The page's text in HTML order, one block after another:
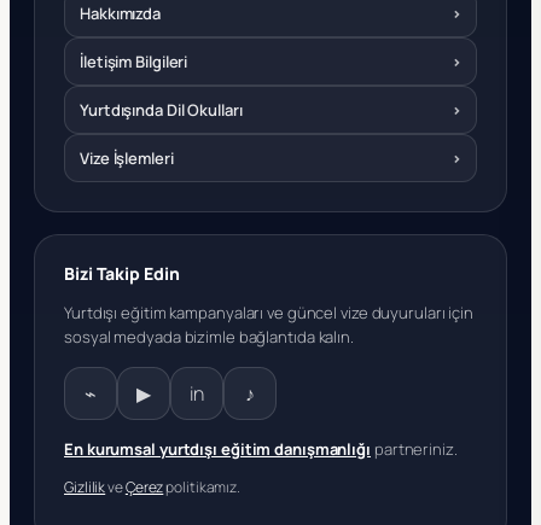
Hakkımızda ›
İletişim Bilgileri ›
Yurtdışında Dil Okulları ›
Vize İşlemleri ›
Bizi Takip Edin
Yurtdışı eğitim kampanyaları ve güncel vize duyuruları için
sosyal medyada bizimle bağlantıda kalın.
⌁ ▶ in ♪
En kurumsal yurtdışı eğitim danışmanlığı partneriniz.
GizlilikveÇerezpolitikamız.